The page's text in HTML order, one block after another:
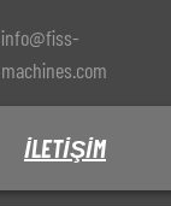
info@fiss-
machines.com
İLETIŞIM